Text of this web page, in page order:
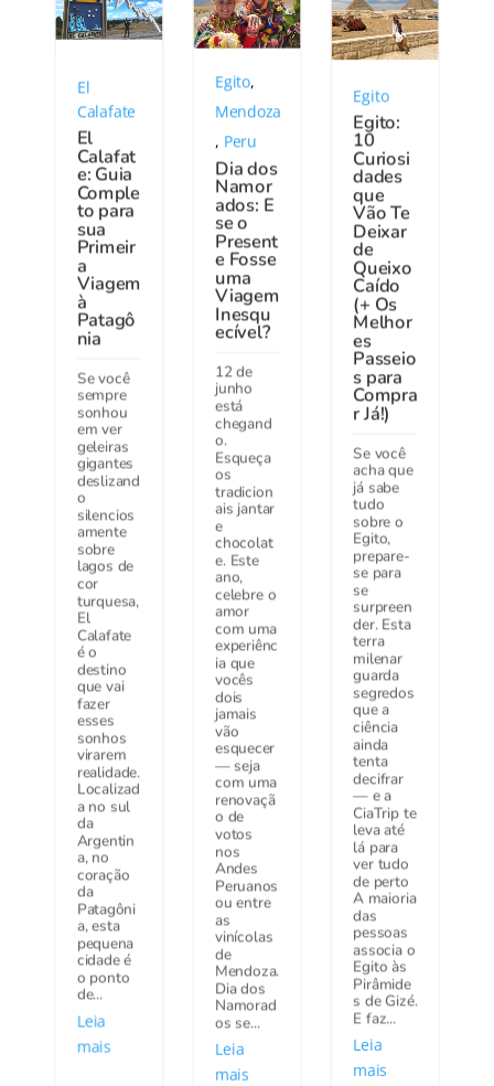
El
Calafate
El
Calafat
e: Guia
Comple
to para
sua
Primeir
a
Viagem
à
Patagô
nia
Se você
sempre
sonhou
em ver
geleiras
gigantes
deslizand
o
silencios
amente
sobre
lagos de
cor
turquesa,
El
Calafate
é o
destino
que vai
fazer
esses
sonhos
virarem
realidade.
Localizad
a no sul
da
Argentin
a, no
coração
da
Patagôni
a, esta
pequena
cidade é
o ponto
de...
Leia
mais
Egito,
Mendoza
, Peru
Dia dos
Namor
ados: E
se o
Present
e Fosse
uma
Viagem
Inesqu
ecível?
12 de
junho
está
chegand
o.
Esqueça
os
tradicion
ais jantar
e
chocolat
e. Este
ano,
celebre o
amor
com uma
experiênc
ia que
vocês
dois
jamais
vão
esquecer
— seja
com uma
renovaçã
o de
votos
nos
Andes
Peruanos
ou entre
as
vinícolas
de
Mendoza.
Dia dos
Namorad
os se...
Leia
mais
Egito
Egito:
10
Curiosi
dades
que
Vão Te
Deixar
de
Queixo
Caído
(+ Os
Melhor
es
Passeio
s para
Compra
r Já!)
Se você
acha que
já sabe
tudo
sobre o
Egito,
prepare-
se para
se
surpreen
der. Esta
terra
milenar
guarda
segredos
que a
ciência
ainda
tenta
decifrar
— e a
CiaTrip te
leva até
lá para
ver tudo
de perto
A maioria
das
pessoas
associa o
Egito às
Pirâmide
s de Gizé.
E faz...
Leia
mais